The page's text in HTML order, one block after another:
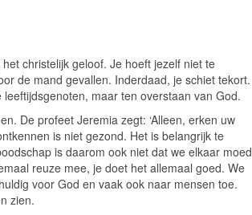
christelijk geloof. Je hoeft jezelf niet te
de mand gevallen. Inderdaad, je schiet tekort.
maar ten overstaan van God.
De profeet Jeremia zegt: ‘Alleen, erken uw
is niet gezond. Het is belangrijk te
is daarom ook niet dat we elkaar moed
reuze mee, je doet het allemaal goed. We
voor God en vaak ook naar mensen toe.
zien.